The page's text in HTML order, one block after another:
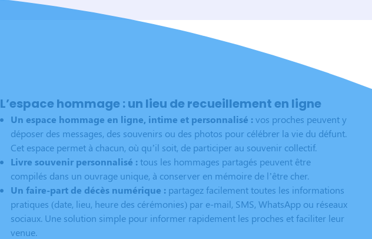
L’espace hommage : un lieu de recueillement en ligne
Un espace hommage en ligne, intime et personnalisé :vos proches peuvent y
déposer des messages, des souvenirs ou des photos pour célébrer la vie du défunt.
Cet espace permet à chacun, où qu’il soit, de participer au souvenir collectif.
Livre souvenir personnalisé :tous les hommages partagés peuvent être
compilés dans un ouvrage unique, à conserver en mémoire de l’être cher.
Un faire-part de décès numérique : partagez facilement toutes les informations
pratiques (date, lieu, heure des cérémonies) par e-mail, SMS, WhatsApp ou réseaux
sociaux. Une solution simple pour informer rapidement les proches et faciliter leur
venue.